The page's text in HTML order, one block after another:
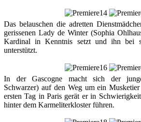
Das belauschen die adretten
gerissenen Lady de Winter (Sophia
Kardinal in Kenntnis setzt und ihn bei
unterstützt.
In der Gascogne macht sich der
Schwarzer) auf den Weg um ein
ersten Tag in Paris gerät er in
hinter dem Karmeliterkloster führen.